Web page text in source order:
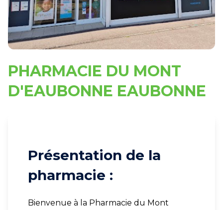
PHARMACIE DU MONT
D'EAUBONNE EAUBONNE
Présentation de la
pharmacie :
Bienvenue à la Pharmacie du Mont